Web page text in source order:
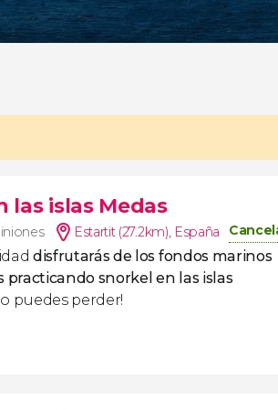
las islas Medas
Estartit (27.2km), España
disfrutarás de los fondos marinos
practicando snorkel en las islas
puedes perder!